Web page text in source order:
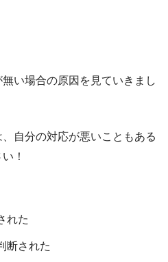
い場合の原因 を見ていきまし
自分の対応が悪いこともある
！
れた
断された